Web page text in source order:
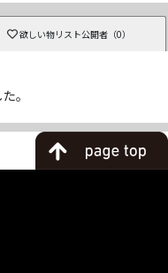
欲しい物リスト公開者（0）
。